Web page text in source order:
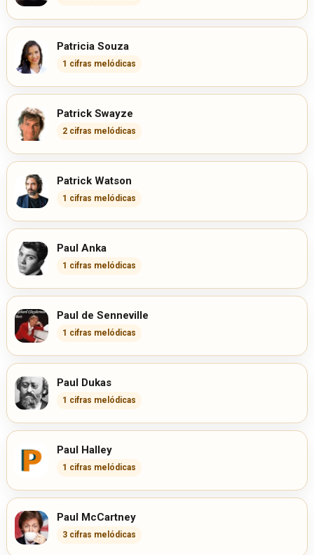
Patricia Souza
1 cifras melódicas
Patrick Swayze
2 cifras melódicas
Patrick Watson
1 cifras melódicas
Paul Anka
1 cifras melódicas
Paul de Senneville
1 cifras melódicas
Paul Dukas
1 cifras melódicas
Paul Halley
1 cifras melódicas
Paul McCartney
3 cifras melódicas